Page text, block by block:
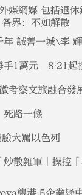
媒網媒 包括退
界：不如解散
年 誠善一城\李
手1萬元 8‧21起
考察文旅融合發
死路一條
大罵以色列
散雜軍」操控